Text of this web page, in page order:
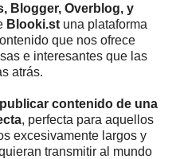
Blogger, Overblog, y
Blooki.st una plataforma
que nos ofrece
e interesantes que las
atrás.
publicar contenido de una
, perfecta para aquellos
excesivamente largos y
transmitir al mundo